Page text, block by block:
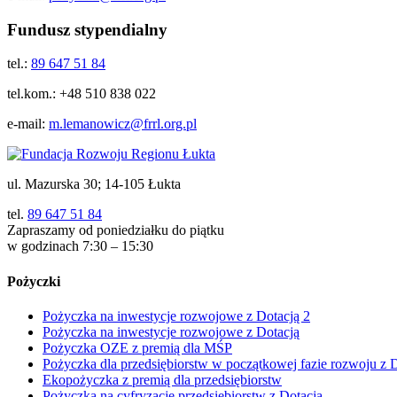
Fundusz stypendialny
tel.: 89 647 51 84
tel.kom.: +48 510 838 022
e-mail: m.lemanowicz@frrl.org.pl
ul. Mazurska 30; 14-105 Łukta
tel. 89 647 51 84
Zapraszamy od poniedziałku do piątku
w godzinach 7:30 – 15:30
Pożyczki
Pożyczka na inwestycje rozwojowe z Dotacją 2
Pożyczka na inwestycje rozwojowe z Dotacją
Pożyczka OZE z premią dla MŚP
Pożyczka dla przedsiębiorstw w początkowej fazie rozwoju z
Ekopożyczka z premią dla przedsiębiorstw